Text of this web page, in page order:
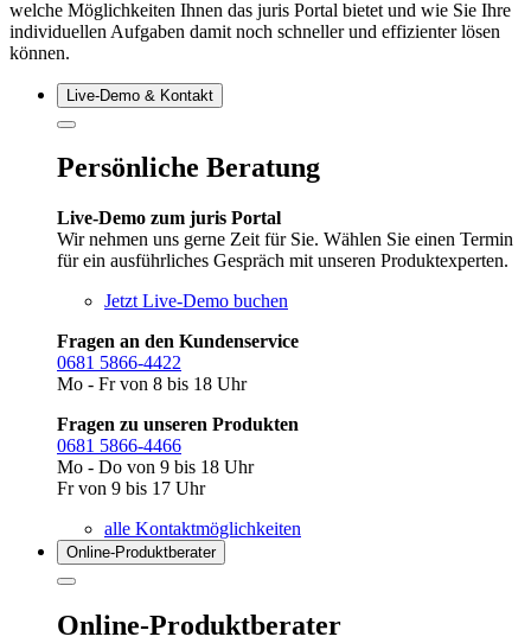
welche Möglichkeiten Ihnen das juris Portal bietet und wie Sie Ihre
individuellen Aufgaben damit noch schneller und effizienter lösen
können.
Live‑Demo & Kontakt
Persönliche Beratung
Live-Demo zum juris Portal
Wir nehmen uns gerne Zeit für Sie. Wählen Sie einen Termin
für ein ausführliches Gespräch mit unseren Produktexperten.
Jetzt Live-Demo buchen
Fragen an den Kundenservice
0681 5866-4422
Mo - Fr von 8 bis 18 Uhr
Fragen zu unseren Produkten
0681 5866-4466
Mo - Do von 9 bis 18 Uhr
Fr von 9 bis 17 Uhr
alle Kontaktmöglichkeiten
Online-Produkt­berater
Online-Produktberater